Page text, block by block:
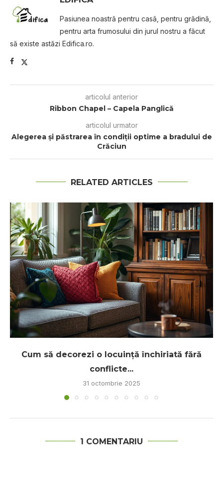
Pasiunea noastră pentru casă, pentru grădină,
pentru arta frumosului din jurul nostru a făcut
să existe astăzi Edifica.ro.
articolul anterior
Ribbon Chapel – Capela Panglică
articolul urmator
Alegerea și păstrarea în condiții optime a bradului de
Crăciun
RELATED ARTICLES
Cum să decorezi o locuință închiriată fără
conflicte...
31 octombrie 2025
1 COMENTARIU